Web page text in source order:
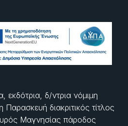
εκδότρια, δ/ντρια νόμιμη
διακριτικός τίτλος
Μαγνησίας πάροδος